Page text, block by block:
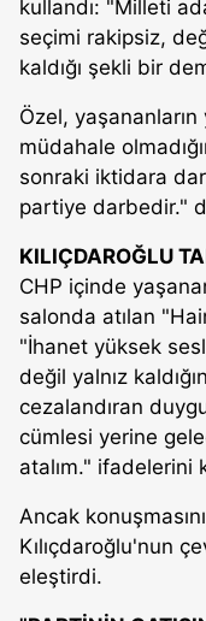
kullandı: "Milleti
seçimi rakipsiz,
kaldığı şekli bir
Özel,
müdahale
sonraki iktidara
partiye darbedir."
KILIÇDAROĞLU
CHP içinde
salonda atılan
"İhanet yüksek
değil yalnız
cezalandıran
cümlesi yerine
atalım." ifadelerini
Ancak
Kılıçdaroğlu'nun
eleştirdi.